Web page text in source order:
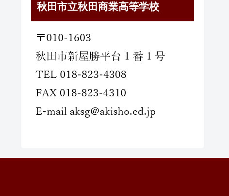
秋田市立秋田商業高等学校